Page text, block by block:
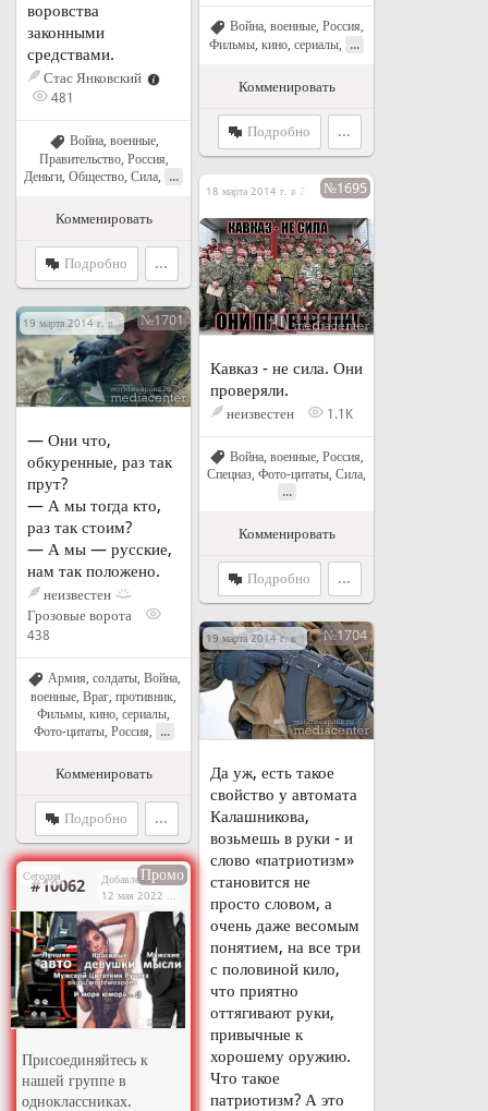
воровства
законными
средствами.
Стас Янковский
481
Война, военные,
Правительство, Россия
Деньги Общество Сила ...
Комменировать
Подробно ...
Война, военные, Россия,
Фильмы, кино, сериалы
...
Комменировать
Подробно ...
18 марта 2014 г. в 20:49№1695
Кавказ - не сила. Они
проверяли.
неизвестен 1.1K
Война, военные Россия
Спецназ, Фото-цитаты, Сила,
...
Комменировать
Подробно ...
19 марта 2014 г. в 13:08№1701
— Они что,
обкуренные, раз так
прут?
— А мы тогда кто,
раз так стоим?
— А мы — русские,
нам так положено.
неизвестен
Грозовые ворота
438
Армия, солдаты, Война,
военные Враг, противник
Фильмы, кино, сериалы
Фото-цитаты, Россия ...
Комменировать
Подробно ...
19 марта 2014 г. в 14:21№1704
Да уж, есть такое
свойство у автомата
Калашникова,
возьмешь в руки - и
слово «патриотизм»
становится не
просто словом, а
очень даже весомым
понятием, на все три
с половиной кило,
что приятно
оттягивают руки,
привычные к
хорошему оружию.
Что такое
патриотизм? А это
Сегодня Промо
#10062
Добавлено
12 мая 2022 г. в 14:03
Присоединяйтесь к
нашей группе в
одноклассниках.